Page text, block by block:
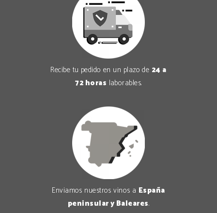
Recibe tu pedido en un plazo de 24 a
72 horas laborables.
Enviamos nuestros vinos a España
peninsular y Baleares.